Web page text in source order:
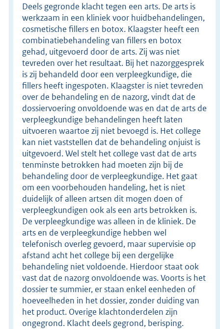
Deels gegronde klacht tegen een arts. De arts is
werkzaam in een kliniek voor huidbehandelingen,
cosmetische fillers en botox. Klaagster heeft een
combinatiebehandeling van fillers en botox
gehad, uitgevoerd door de arts. Zij was niet
tevreden over het resultaat. Bij het nazorggesprek
is zij behandeld door een verpleegkundige, die
fillers heeft ingespoten. Klaagster is niet tevreden
over de behandeling en de nazorg, vindt dat de
dossiervoering onvoldoende was en dat de arts de
verpleegkundige behandelingen heeft laten
uitvoeren waartoe zij niet bevoegd is. Het college
kan niet vaststellen dat de behandeling onjuist is
uitgevoerd. Wel stelt het college vast dat de arts
tenminste betrokken had moeten zijn bij de
behandeling door de verpleegkundige. Het gaat
om een voorbehouden handeling, het is niet
duidelijk of alleen artsen dit mogen doen of
verpleegkundigen ook als een arts betrokken is.
De verpleegkundige was alleen in de kliniek. De
arts en de verpleegkundige hebben wel
telefonisch overleg gevoerd, maar supervisie op
afstand acht het college bij een dergelijke
behandeling niet voldoende. Hierdoor staat ook
vast dat de nazorg onvoldoende was. Voorts is het
dossier te summier, er staan enkel eenheden of
hoeveelheden in het dossier, zonder duiding van
het product. Overige klachtonderdelen zijn
ongegrond. Klacht deels gegrond, berisping.